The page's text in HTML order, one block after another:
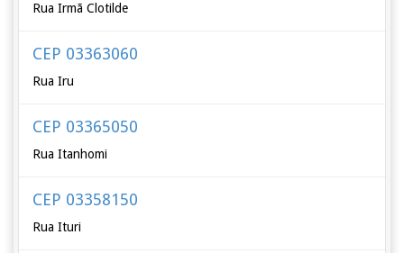
Rua Irmã Clotilde
CEP 03363060
Rua Iru
CEP 03365050
Rua Itanhomi
CEP 03358150
Rua Ituri